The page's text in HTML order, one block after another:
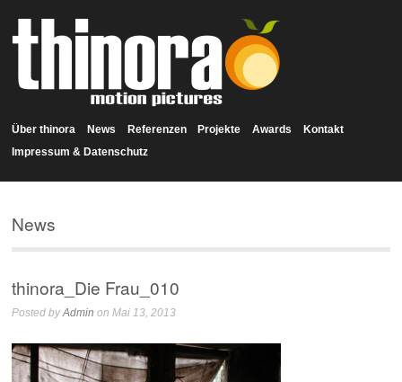
Über thinora News Referenzen Projekte Awards
Kontakt
Impressum & Datenschutz
News
thinora_Die Frau_010
Posted byAdmin on Mai 13, 2013